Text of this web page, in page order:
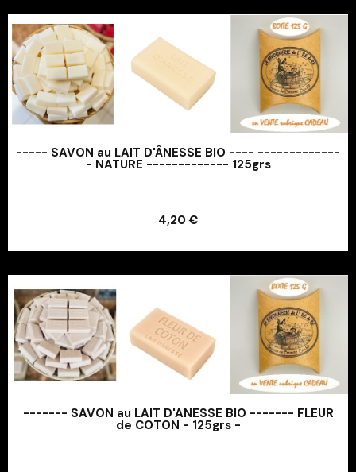
----- SAVON au LAIT D'ÂNESSE BIO ---- -------------
- NATURE ------------- 125grs
4,20 €
Ajouter au panier
------- SAVON au LAIT D'ANESSE BIO ------- FLEUR
de COTON - 125grs -